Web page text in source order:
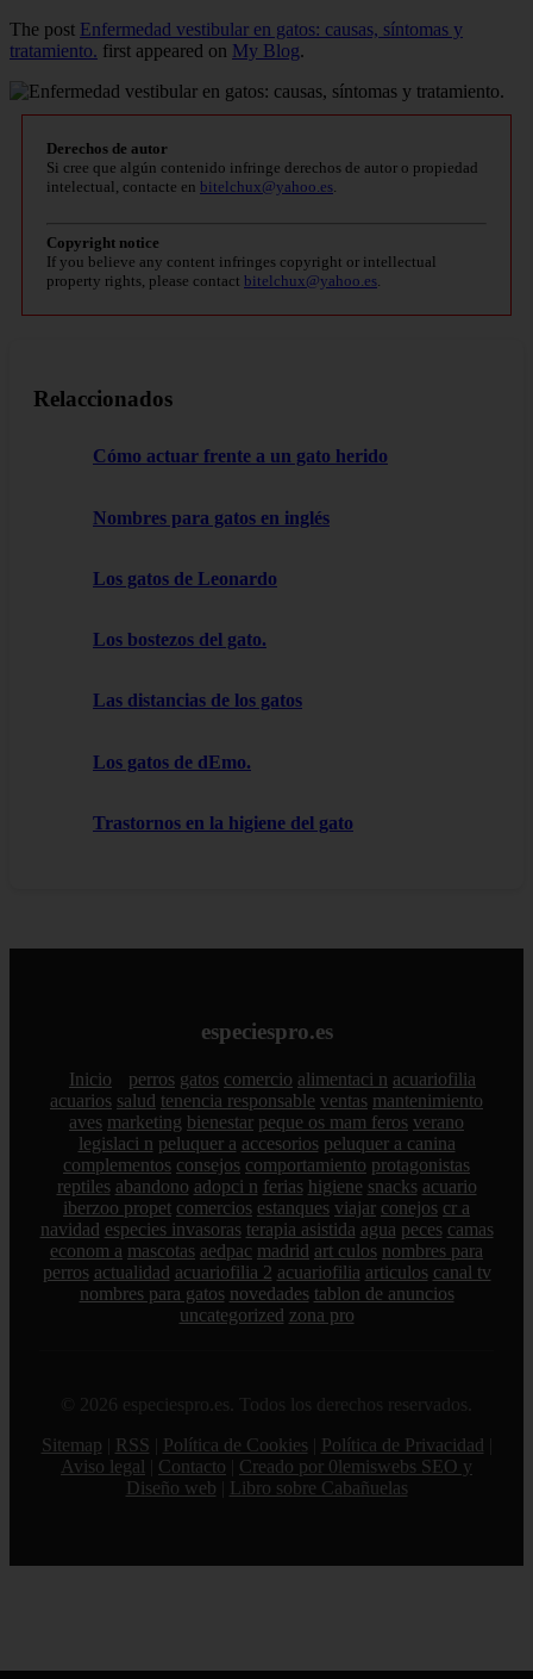
The post Enfermedad vestibular en gatos: causas, síntomas y
tratamiento. first appeared on My Blog.
Derechos de autor
Si cree que algún contenido infringe derechos de autor o propiedad
intelectual, contacte en bitelchux@yahoo.es
Copyright notice
If you believe any content infringes copyright or intellectual
property rights, please contact bitelchux@yahoo.es
Relaccionados
Cómo actuar frente a un gato herido
Nombres para gatos en inglés
Los gatos de Leonardo
Los bostezos del gato.
Las distancias de los gatos
Los gatos de dEmo.
Trastornos en la higiene del gato
especiespro.es
Inicio perros gatos comercio alimentaci n acuariofilia
acuarios salud tenencia responsable ventas mantenimiento
aves marketing bienestar peque os mam feros verano
legislaci n peluquer a accesorios peluquer a canina
complementos consejos comportamiento protagonistas
reptiles abandono adopci n ferias higiene snacks acuario
iberzoo propet comercios estanques viajar conejos cr a
navidad especies invasoras terapia asistida agua peces camas
econom a mascotas aedpac madrid art culos nombres para
perros actualidad acuariofilia 2 acuariofilia articulos canal tv
nombres para gatos novedades tablon de anuncios
uncategorized zona pro
© 2026 especiespro.es. Todos los derechos reservados.
Sitemap
RSS Política de Cookies Política de Privacidad
Aviso legal
Contacto
Creado por 0lemiswebs SEO y
Diseño web
Libro sobre Cabañuelas